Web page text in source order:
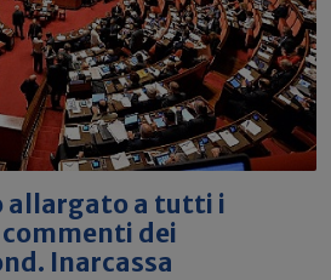
allargato a tutti i
dei
Inarcassa